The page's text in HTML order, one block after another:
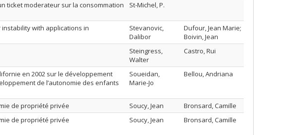
ticket moderateur sur la consommation
St-Michel, P.
instability with applications in
Stevanovic,
Dalibor
Dufour, Jean Marie;
Boivin, Jean
Steingress,
Walter
Castro, Rui
en 2002 sur le développement
de l’autonomie des enfants
Soueidan,
Marie-Jo
Bellou, Andriana
de propriété privée Soucy, Jean
Bronsard, Camille
de propriété privée Soucy, Jean Bronsard, Camille